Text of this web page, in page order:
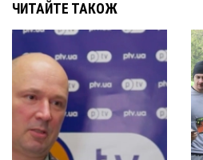
ЧИТАЙТЕ ТАКОЖ